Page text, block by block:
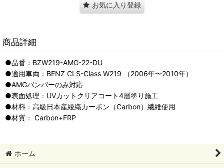
お気に入り登録
商品詳細
●品番：BZW219-AMG-22-DU
●適用車両：BENZ CLS-Class W219 （2006年〜2010年）
●AMGバンパーのみ対応
●表面処理：UVカットクリアコート4層塗り施工
●材料：高級日本産綾織カーボン（Carbon）繊維使用
●材質： Carbon+FRP
ホーム